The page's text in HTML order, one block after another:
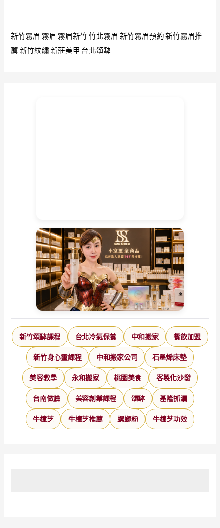
新竹霧眉 霧眉 霧眉新竹 竹北霧眉 新竹霧眉預約 新竹霧眉推
薦 新竹紋繡 新莊美甲 台北頌缽
新竹頌缽課程 台北冷氣保養 中和搬家 餐飲加盟
新竹身心靈課程 中和搬家公司 石墨烯床墊
美容教學 永和搬家 桃園美食 客製化沙發
台南做臉 美容創業課程 頌缽 基隆抓漏
牛樟芝 牛樟芝推薦 螺螄粉 牛樟芝功效